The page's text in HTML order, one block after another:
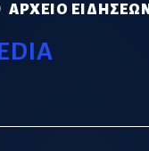
ΑΡΧΕΊΟ ΕΙΔΉΣΕΩΝ